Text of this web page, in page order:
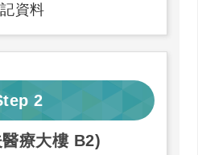
資料
2
療大樓 B2)